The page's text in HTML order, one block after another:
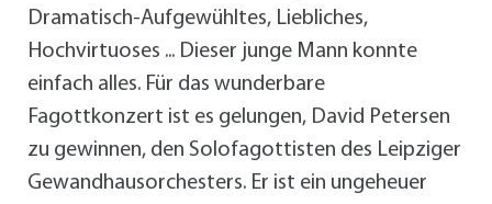
Dramatisch-Aufgewühltes, Liebliches,
Hochvirtuoses ... Dieser junge Mann konnte
einfach alles. Für das wunderbare
Fagottkonzert ist es gelungen, David Petersen
zu gewinnen, den Solofagottisten des Leipziger
Gewandhausorchesters. Er ist ein ungeheuer